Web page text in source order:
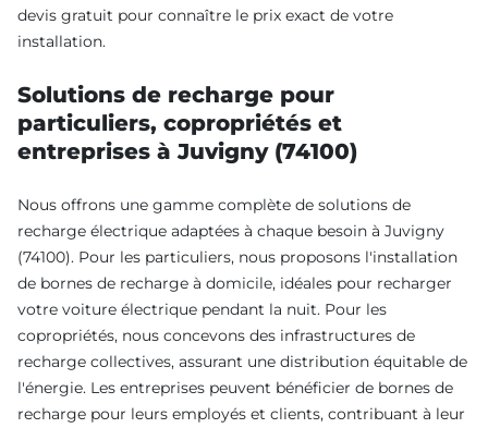
devis gratuit pour connaître le prix exact de votre
installation.
Solutions de recharge pour
particuliers, copropriétés et
entreprises à Juvigny (74100)
Nous offrons une gamme complète de solutions de
recharge électrique adaptées à chaque besoin à Juvigny
(74100). Pour les particuliers, nous proposons l'installation
de bornes de recharge à domicile, idéales pour recharger
votre voiture électrique pendant la nuit. Pour les
copropriétés, nous concevons des infrastructures de
recharge collectives, assurant une distribution équitable de
l'énergie. Les entreprises peuvent bénéficier de bornes de
recharge pour leurs employés et clients, contribuant à leur